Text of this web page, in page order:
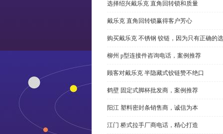
选择绍兴戴乐克 直角回转锁和质量
戴乐克 直角回转锁赢得客户芳心
购买戴乐克 不锈钢 铰链，因为只有正确的
柳州 p型连接件咨询电话，案例推荐
顾客对戴乐克 半隐藏式铰链赞不绝口
鹤壁 固定式脚杯批发商，案例推荐
阳江 塑料密封条销售商，诚信为本
江门 桥式拉手厂商电话，精心打造